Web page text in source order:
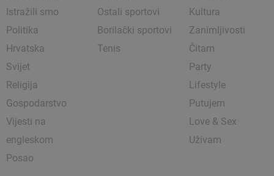
Istražili smo
Politika
Hrvatska
Svijet
Religija
Gospodarstvo
Vijesti na
engleskom
Posao
Ostali sportovi
Borilački sportovi
Tenis
Kultura
Zanimljivosti
Čitam
Party
Lifestyle
Putujem
Love & Sex
Uživam